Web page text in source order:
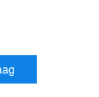
met de